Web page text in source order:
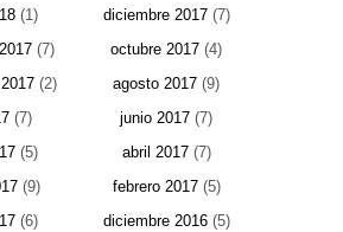
(1) diciembre 2017(7)
(7) octubre 2017 (4)
(2) agosto 2017 (9)
(7) junio 2017 (7)
(5) abril 2017(7)
(9) febrero 2017(5)
(6) diciembre 2016(5)